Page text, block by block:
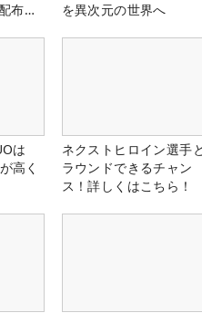
布
を異次元の世界へ
は
高く
ネクストヒロイン選手と
ラウンドできるチャン
ス！詳しくはこちら！